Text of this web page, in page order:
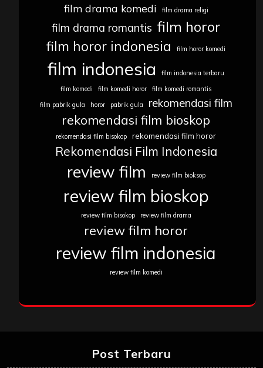
film drama komedi
film drama religi
film drama romantis film horor
film horor indonesia film horor komedi
film indonesia
film indonesia terbaru
film komedi
film komedi horor
film komedi romantis
film pabrik gula
horor pabrik gula rekomendasi film
rekomendasi film bioskop
rekomendasi film bisokop rekomendasi film horor
Rekomendasi Film Indonesia
review film review film bioksop
review film bioskop
review film bisokop review film drama
review film horor
review film indonesia
review film komedi
Post Terbaru